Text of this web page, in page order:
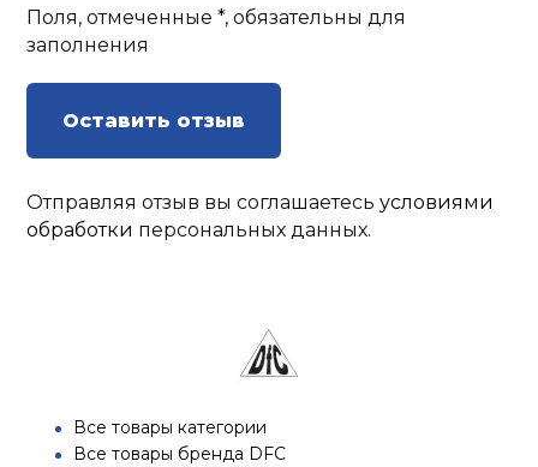
Поля, отмеченные *, обязательны для
заполнения
Оставить отзыв
Отправляя отзыв вы соглашаетесьусловиями
обработки персональных данных.
Все товары категории
Все товары бренда DFC